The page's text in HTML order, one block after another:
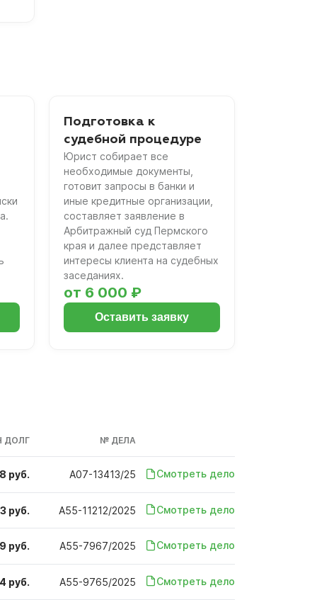
Подготовка к
судебной процедуре
Юрист собирает все
необходимые документы,
готовит запросы в банки и
иные кредитные организации,
составляет заявление в
Арбитражный суд Пермского
края и далее представляет
интересы клиента на судебных
заседаниях.
от 6 000 ₽
Оставить заявку
ДОЛГ № ДЕЛА
руб. А07-13413/25 Смотреть дело
руб. А55-11212/2025 Смотреть дело
руб. А55-7967/2025 Смотреть дело
руб. А55-9765/2025 Смотреть дело